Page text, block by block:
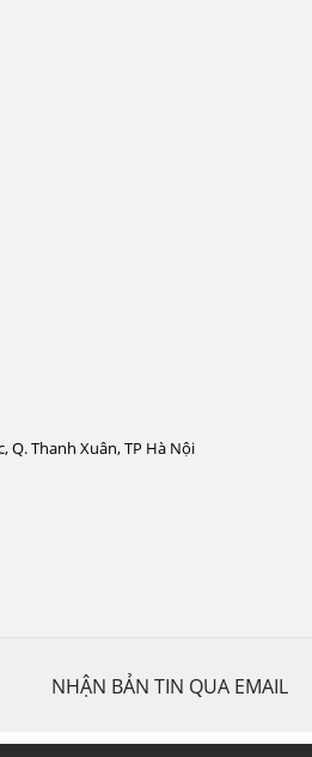
Q. Thanh Xuân, TP Hà Nội
NHẬN BẢN TIN QUA EMAIL